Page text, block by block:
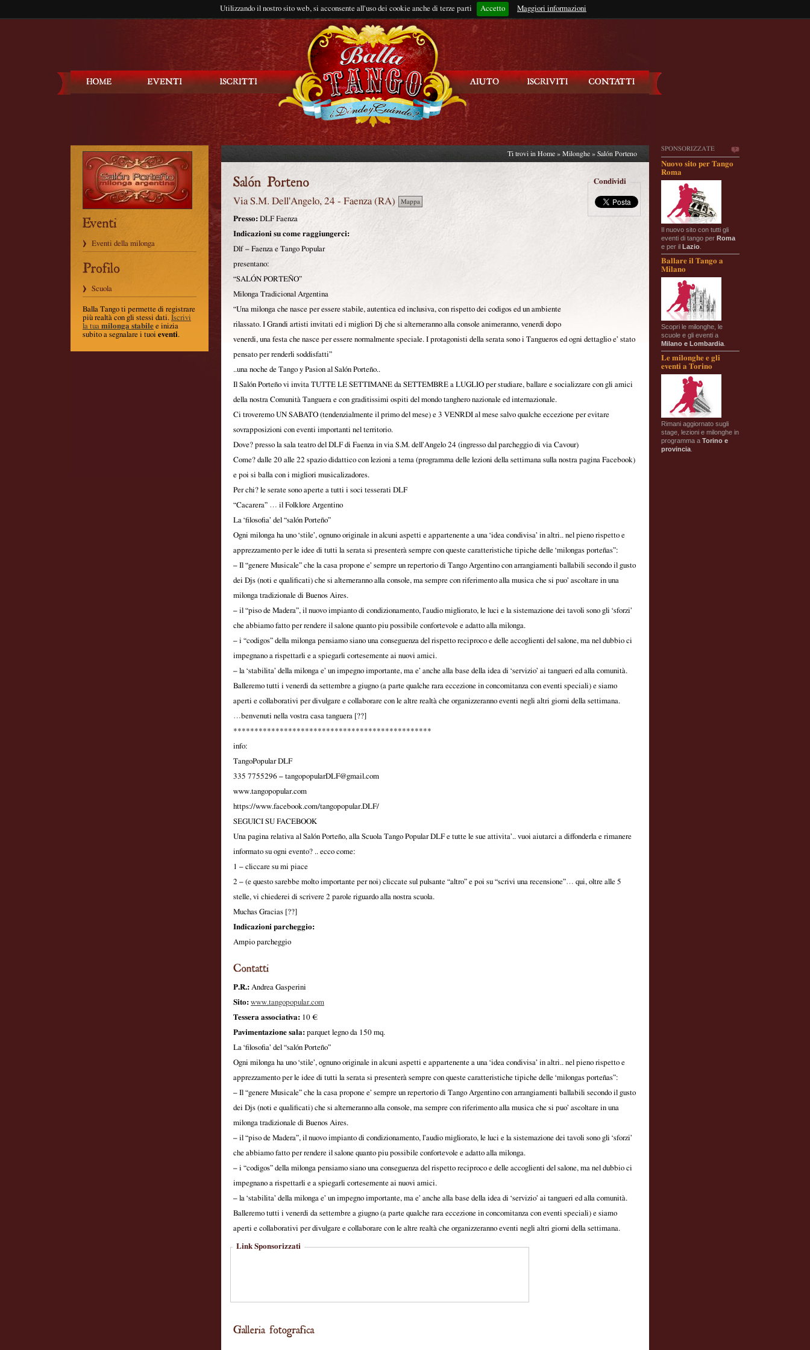
Utilizzando il nostro sito web, si acconsente all'uso dei cookie anche di terze parti Accetto Maggiori informazioni
Rimani connesso?
SPONSORIZZATE
Nuovo sito per Tango
Roma
Il nuovo sito con tutti gli
eventi di tango per Roma
e per il Lazio
Ballare il Tango a
Milano
Scopri le milonghe, le
scuole e gli eventi a
Milano e Lombardia
Le milonghe e gli
eventi a Torino
Rimani aggiornato sugli
stage, lezioni e milonghe in
programma a Torino e
provincia
Eventi della milonga
Scuola
Balla Tango ti permette di registrare
più realtà con gli stessi dati. Iscrivi
la tua milonga stabile e inizia
subito a segnalare i tuoi eventi.
Ti trovi in Home » Milonghe » Salón Porteno
Via S.M. Dell'Angelo, 24 - Faenza (RA) Mappa
Condividi
Presso: DLF Faenza
Indicazioni su come raggiungerci:
Dlf – Faenza e Tango Popular
presentano:
“SALÓN PORTEÑO”
Milonga Tradicional Argentina
“Una milonga che nasce per essere stabile, autentica ed inclusiva, con rispetto dei codigos ed un ambiente
rilassato. I Grandi artisti invitati ed i migliori Dj che si alterneranno alla console animeranno, venerdi dopo
venerdi, una festa che nasce per essere normalmente speciale. I protagonisti della serata sono i Tangueros ed ogni dettaglio e’ stato
pensato per renderli soddisfatti”
..una noche de Tango y Pasion al Salón Porteño..
Il Salón Porteño vi invita TUTTE LE SETTIMANE da SETTEMBRE a LUGLIO per studiare, ballare e socializzare con gli amici
della nostra Comunità Tanguera e con graditissimi ospiti del mondo tanghero nazionale ed internazionale.
Ci troveremo UN SABATO (tendenzialmente il primo del mese) e 3 VENRDI al mese salvo qualche eccezione per evitare
sovrapposizioni con eventi importanti nel territorio.
Dove? presso la sala teatro del DLF di Faenza in via S.M. dell’Angelo 24 (ingresso dal parcheggio di via Cavour)
Come? dalle 20 alle 22 spazio didattico con lezioni a tema (programma delle lezioni della settimana sulla nostra pagina Facebook)
e poi si balla con i migliori musicalizadores.
Per chi? le serate sono aperte a tutti i soci tesserati DLF
“Cacarera” … il Folklore Argentino
La ‘filosofia’ del “salón Porteño”
Ogni milonga ha uno ‘stile’, ognuno originale in alcuni aspetti e appartenente a una ‘idea condivisa’ in altri.. nel pieno rispetto e
apprezzamento per le idee di tutti la serata si presenterà sempre con queste caratteristiche tipiche delle ‘milongas porteñas”:
– Il “genere Musicale” che la casa propone e’ sempre un repertorio di Tango Argentino con arrangiamenti ballabili secondo il gusto
dei Djs (noti e qualificati) che si alterneranno alla console, ma sempre con riferimento alla musica che si puo’ ascoltare in una
milonga tradizionale di Buenos Aires.
– il “piso de Madera”, il nuovo impianto di condizionamento, l’audio migliorato, le luci e la sistemazione dei tavoli sono gli ‘sforzi’
che abbiamo fatto per rendere il salone quanto piu possibile confortevole e adatto alla milonga.
– i “codigos” della milonga pensiamo siano una conseguenza del rispetto reciproco e delle accoglienti del salone, ma nel dubbio ci
impegnano a rispettarli e a spiegarli cortesemente ai nuovi amici.
– la ‘stabilita’ della milonga e’ un impegno importante, ma e’ anche alla base della idea di ‘servizio’ ai tangueri ed alla comunità.
Balleremo tutti i venerdi da settembre a giugno (a parte qualche rara eccezione in concomitanza con eventi speciali) e siamo
aperti e collaborativi per divulgare e collaborare con le altre realtà che organizzeranno eventi negli altri giorni della settimana.
…benvenuti nella vostra casa tanguera [??]
***********************************************
info:
TangoPopular DLF
335 7755296 – tangopopularDLF@gmail.com
www.tangopopular.com
https://www.facebook.com/tangopopular.DLF/
SEGUICI SU FACEBOOK
Una pagina relativa al Salón Porteño, alla Scuola Tango Popular DLF e tutte le sue attivita’.. vuoi aiutarci a diffonderla e rimanere
informato su ogni evento? .. ecco come:
1 – cliccare su mi piace
2 – (e questo sarebbe molto importante per noi) cliccate sul pulsante “altro” e poi su “scrivi una recensione”… qui, oltre alle 5
stelle, vi chiederei di scrivere 2 parole riguardo alla nostra scuola.
Muchas Gracias [??]
Indicazioni parcheggio:
Ampio parcheggio
P.R.: Andrea Gasperini
Sito: www.tangopopular.com
Tessera associativa: 10 €
Pavimentazione sala: parquet legno da 150 mq.
La ‘filosofia’ del “salón Porteño”
Ogni milonga ha uno ‘stile’, ognuno originale in alcuni aspetti e appartenente a una ‘idea condivisa’ in altri.. nel pieno rispetto e
apprezzamento per le idee di tutti la serata si presenterà sempre con queste caratteristiche tipiche delle ‘milongas porteñas”:
– Il “genere Musicale” che la casa propone e’ sempre un repertorio di Tango Argentino con arrangiamenti ballabili secondo il gusto
dei Djs (noti e qualificati) che si alterneranno alla console, ma sempre con riferimento alla musica che si puo’ ascoltare in una
milonga tradizionale di Buenos Aires.
– il “piso de Madera”, il nuovo impianto di condizionamento, l’audio migliorato, le luci e la sistemazione dei tavoli sono gli ‘sforzi’
che abbiamo fatto per rendere il salone quanto piu possibile confortevole e adatto alla milonga.
– i “codigos” della milonga pensiamo siano una conseguenza del rispetto reciproco e delle accoglienti del salone, ma nel dubbio ci
impegnano a rispettarli e a spiegarli cortesemente ai nuovi amici.
– la ‘stabilita’ della milonga e’ un impegno importante, ma e’ anche alla base della idea di ‘servizio’ ai tangueri ed alla comunità.
Balleremo tutti i venerdi da settembre a giugno (a parte qualche rara eccezione in concomitanza con eventi speciali) e siamo
aperti e collaborativi per divulgare e collaborare con le altre realtà che organizzeranno eventi negli altri giorni della settimana.
Link Sponsorizzati